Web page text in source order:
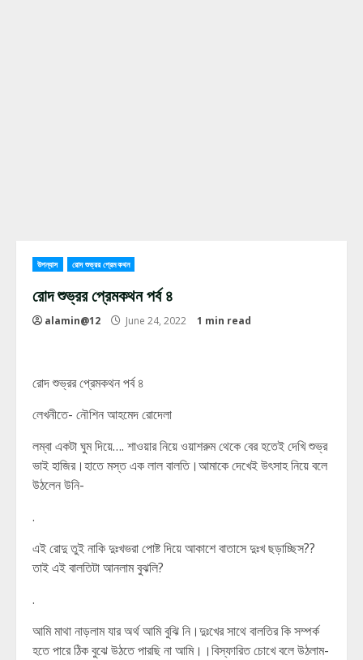
উপন্যাস রোদ শুভ্রর প্রেমকথন
রোদ শুভ্রর প্রেমকথন পর্ব ৪
alamin@12 June 24, 2022 1 min read
রোদ শুভ্রর প্রেমকথন পর্ব ৪
লেখনীতে- নৌশিন আহমেদ রোদেলা
লম্বা একটা ঘুম দিয়ে…. শাওয়ার নিয়ে ওয়াশরুম থেকে বের হতেই দেখি শুভ্র
ভাই হাজির।হাতে মস্ত এক লাল বালতি।আমাকে দেখেই উৎসাহ নিয়ে বলে
উঠলেন উনি-
.
এই রোদু তুই নাকি দুঃখভরা পোষ্ট দিয়ে আকাশে বাতাসে দুঃখ ছড়াচ্ছিস??
তাই এই বালতিটা আনলাম বুঝলি?
.
আমি মাথা নাড়লাম যার অর্থ আমি বুঝি নি।দুঃখের সাথে বালতির কি সম্পর্ক
হতে পারে ঠিক বুঝে উঠতে পারছি না আমি।।বিস্ফারিত চোখে বলে উঠলাম-